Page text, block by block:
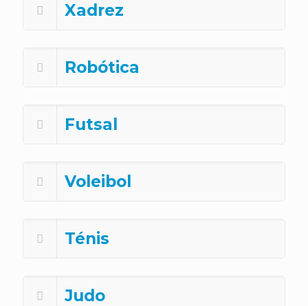
Xadrez
Robótica
Futsal
Voleibol
Ténis
Judo